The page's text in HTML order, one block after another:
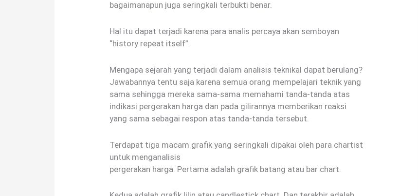
bagaimanapun juga seringkali terbukti benar.
Hal itu dapat terjadi karena para analis percaya akan semboyan
“history repeat itself”.
Mengapa sejarah yang terjadi dalam analisis teknikal dapat berulang?
Jawabannya tentu saja karena semua orang mempelajari teknik yang
sama sehingga mereka sama-sama memahami tanda-tanda atas
indikasi pergerakan harga dan pada gilirannya memberikan reaksi
yang sama sebagai respon atas tanda-tanda tersebut.
Terdapat tiga macam grafik yang seringkali dipakai oleh para chartist
untuk menganalisis
pergerakan harga. Pertama adalah grafik batang atau bar chart.